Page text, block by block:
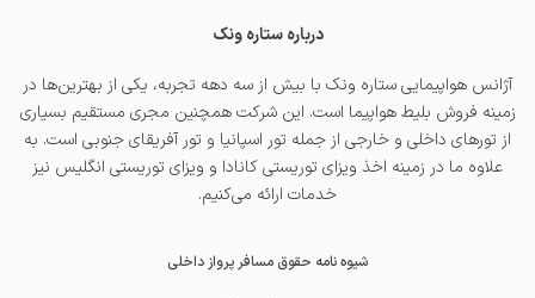
درباره ستاره ونک
آژانس هواپیمایی ستاره ونک با بیش از سه دهه تجربه، یکی از بهترین‌ها در
زمینه فروش بلیط هواپیما است. این شرکت همچنین مجری مستقیم بسیاری
از تورهای داخلی و خارجی از جمله تور اسپانیا و تور آفریقای جنوبی است. به
علاوه ما در زمینه اخذ ویزای توریستی کانادا و ویزای توریستی انگلیس نیز
خدمات ارائه می‌کنیم.
شیوه نامه حقوق مسافر پرواز داخلی